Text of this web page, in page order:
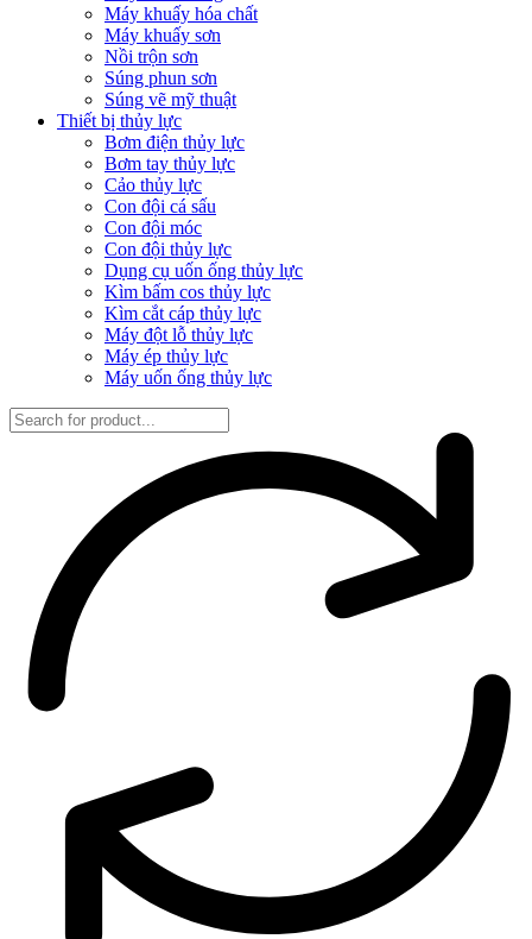
Máy khuấy hóa chất
Máy khuấy sơn
Nồi trộn sơn
Súng phun sơn
Súng vẽ mỹ thuật
Thiết bị thủy lực
Bơm điện thủy lực
Bơm tay thủy lực
Cảo thủy lực
Con đội cá sấu
Con đội móc
Con đội thủy lực
Dụng cụ uốn ống thủy lực
Kìm bấm cos thủy lực
Kìm cắt cáp thủy lực
Máy đột lỗ thủy lực
Máy ép thủy lực
Máy uốn ống thủy lực